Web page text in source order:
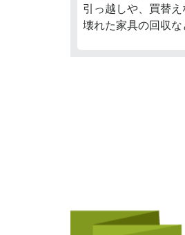
引っ越しや、買替
壊れた家具の回収